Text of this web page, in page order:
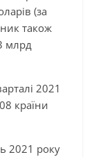
(за
також
млрд
2021
країни
2021 року